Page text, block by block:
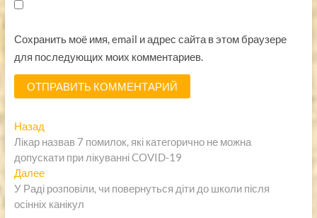
Сохранить моё имя, email и адрес сайта в этом браузере
для последующих моих комментариев.
Навигация
по
записям
НазадПредыдущая
запись:
Лікар назвав 7 помилок, які категорично не можна
допускати при лікуванні COVID-19
ДалееСледующая
запись:
У Раді розповіли, чи повернуться діти до школи після
осінніх канікул